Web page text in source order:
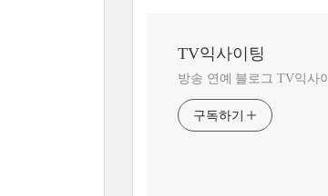
TV익사이팅
방송 연예 블로그 TV익사
구독하기